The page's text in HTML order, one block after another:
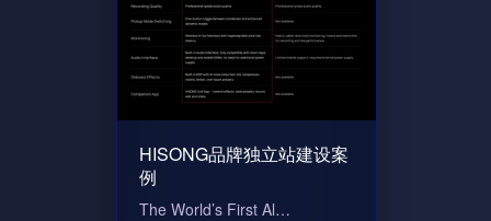
HISONG品牌独立站建设案
例
The World’s First Al…